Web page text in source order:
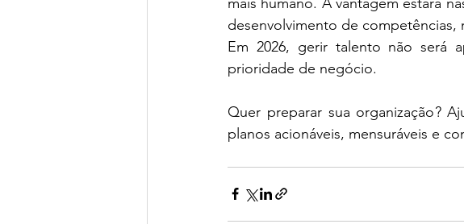
desenvolvimento de competências,
Em 2026, gerir talento não será
prioridade de negócio.
Quer preparar sua organização?
planos acionáveis, mensuráveis e